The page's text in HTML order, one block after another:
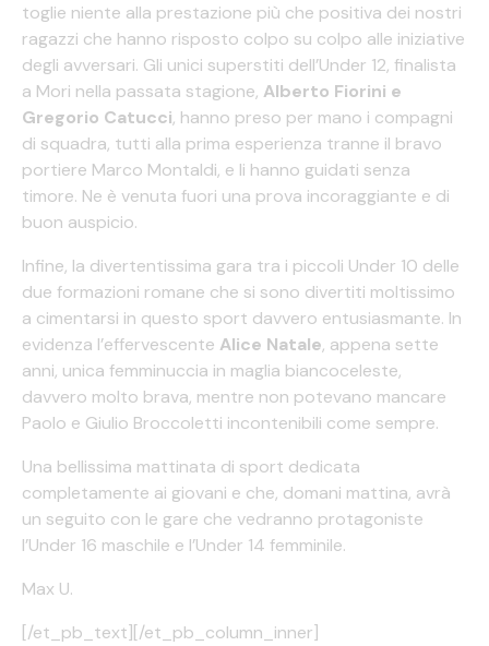
toglie niente alla prestazione più che positiva dei nostri
ragazzi che hanno risposto colpo su colpo alle iniziative
degli avversari. Gli unici superstiti dell’Under 12, finalista
a Mori nella passata stagione, Alberto Fiorini e
Gregorio Catucci, hanno preso per mano i compagni
di squadra, tutti alla prima esperienza tranne il bravo
portiere Marco Montaldi, e li hanno guidati senza
timore. Ne è venuta fuori una prova incoraggiante e di
buon auspicio.
Infine, la divertentissima gara tra i piccoli Under 10 delle
due formazioni romane che si sono divertiti moltissimo
a cimentarsi in questo sport davvero entusiasmante. In
evidenza l’effervescente Alice Natale, appena sette
anni, unica femminuccia in maglia biancoceleste,
davvero molto brava, mentre non potevano mancare
Paolo e Giulio Broccoletti incontenibili come sempre.
Una bellissima mattinata di sport dedicata
completamente ai giovani e che, domani mattina, avrà
un seguito con le gare che vedranno protagoniste
l’Under 16 maschile e l’Under 14 femminile.
Max U.
[/et_pb_text][/et_pb_column_inner]